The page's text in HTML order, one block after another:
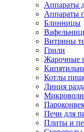
Аппараты
Аппараты
Блинницы
Витрины
Грили
Жарочные
Котлы
Линия
Печи для
Плиты и